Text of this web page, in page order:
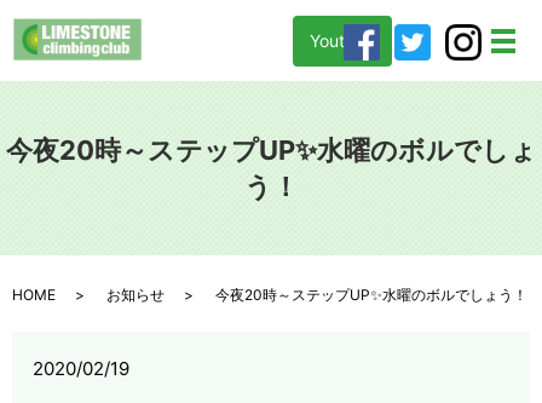
メ
Youtube
今夜20時～ステップUP✨水曜のボルでしょ
う！
HOME お知らせ 今夜20時～ステップUP✨水曜のボルでしょう！
2020/02/19